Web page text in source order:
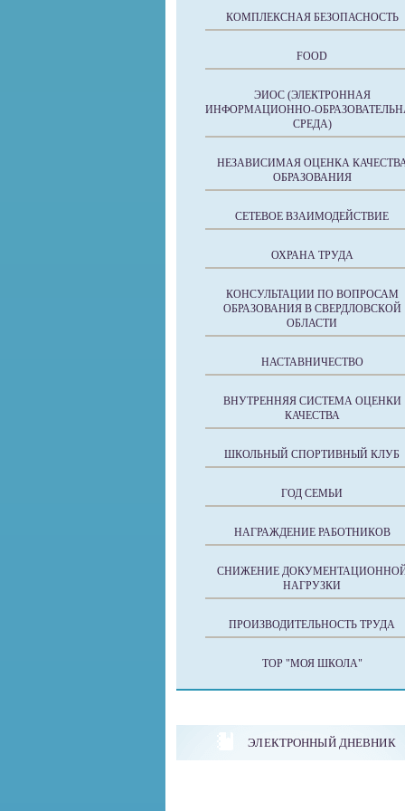
КОМПЛЕКСНАЯ БЕЗОПАСНОСТЬ
FOOD
ЭИОС (ЭЛЕКТРОННАЯ
ИНФОРМАЦИОННО-
СРЕДА)
НЕЗАВИСИМАЯ ОЦЕНКА
ОБРАЗОВАНИЯ
СЕТЕВОЕ ВЗАИМОДЕЙСТВИЕ
ОХРАНА ТРУДА
КОНСУЛЬТАЦИИ ПО ВОПРОСАМ
ОБРАЗОВАНИЯ В СВЕРДЛОВСКОЙ
ОБЛАСТИ
НАСТАВНИЧЕСТВО
ВНУТРЕННЯЯ СИСТЕМА ОЦЕНКИ
КАЧЕСТВА
ШКОЛЬНЫЙ СПОРТИВНЫЙ КЛУБ
ГОД СЕМЬИ
НАГРАЖДЕНИЕ РАБОТНИКОВ
СНИЖЕНИЕ
НАГРУЗКИ
ПРОИЗВОДИТЕЛЬНОСТЬ ТРУДА
ТОР "МОЯ ШКОЛА"
ЭЛЕКТРОННЫЙ ДНЕВНИК